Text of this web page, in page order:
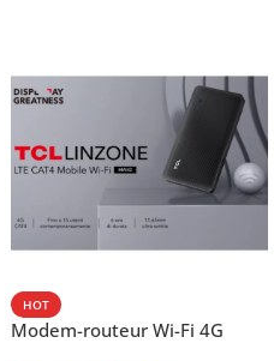
HOT
Modem-routeur Wi-Fi 4G